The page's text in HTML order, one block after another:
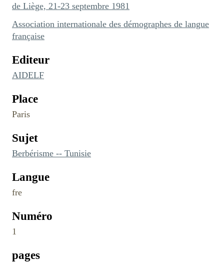
de Liège, 21-23 septembre 1981
Association internationale des démographes de langue
française
Editeur
AIDELF
Place
Paris
Sujet
Berbérisme -- Tunisie
Langue
fre
Numéro
1
pages